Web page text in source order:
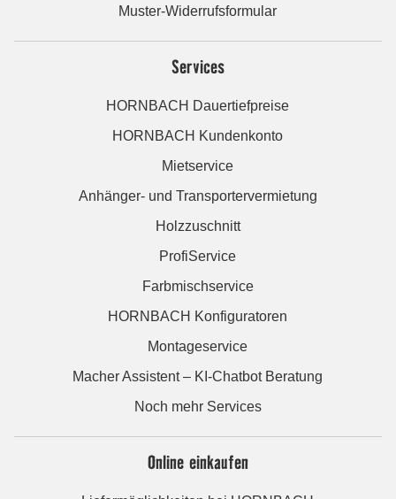
Muster-Widerrufsformular
Services
HORNBACH Dauertiefpreise
HORNBACH Kundenkonto
Mietservice
Anhänger- und Transportervermietung
Holzzuschnitt
ProfiService
Farbmischservice
HORNBACH Konfiguratoren
Montageservice
Macher Assistent – KI-Chatbot Beratung
Noch mehr Services
Online einkaufen